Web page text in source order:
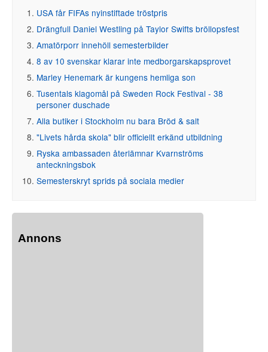
USA får FIFAs nyinstiftade tröstpris
Drängfull Daniel Westling på Taylor Swifts bröllopsfest
Amatörporr innehöll semesterbilder
8 av 10 svenskar klarar inte medborgarskapsprovet
Marley Henemark är kungens hemliga son
Tusentals klagomål på Sweden Rock Festival - 38
personer duschade
Alla butiker i Stockholm nu bara Bröd & salt
"Livets hårda skola" blir officiellt erkänd utbildning
Ryska ambassaden återlämnar Kvarnströms
anteckningsbok
Semesterskryt sprids på sociala medier
Annons